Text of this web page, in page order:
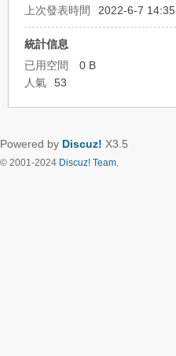
上次發表時間
2022-6-7 14:35
統計信息
已用空間
0 B
人氣
53
Powered by Discuz! X3.5
© 2001-2024 Discuz! Team.